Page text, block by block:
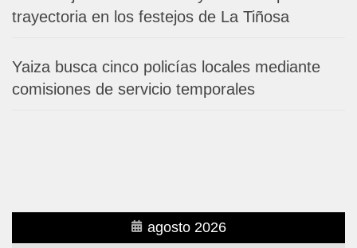
trayectoria en los festejos de La Tiñosa
Yaiza busca cinco policías locales mediante
comisiones de servicio temporales
agosto 2026